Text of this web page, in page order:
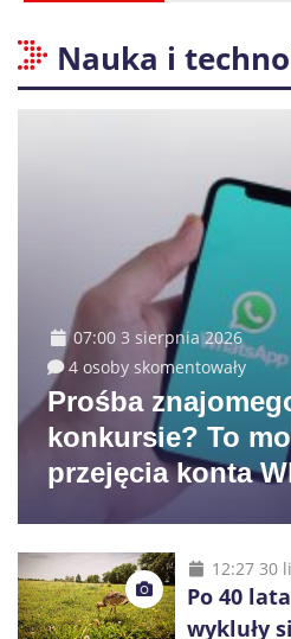
Nauka i
07:00 3 sierpnia 2026
4 osoby skomentowały
Prośba
konkursie? To
przejęcia konta
12:27 30
Po 40
wykluły